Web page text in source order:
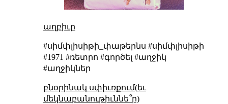
աղբիւր
#սիմփլիսիթի_փաթերնս #սիմփլիսիթի
#1971 #ռետրո #գործել #աղջիկ
#աղջիկներ
բնօրինակ սփիւռքում(եւ
մեկնաբանութիւննե՞ր)